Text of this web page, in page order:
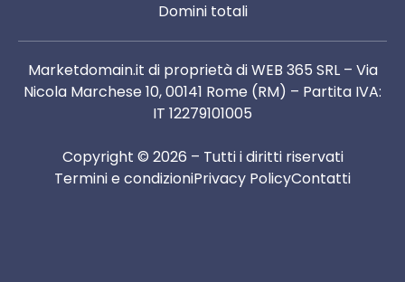
Domini totali
Marketdomain.it di proprietà di WEB 365 SRL – Via
Nicola Marchese 10, 00141 Rome (RM) – Partita IVA:
IT 12279101005
Copyright © 2026 – Tutti i diritti riservati
Termini e condizioniPrivacy PolicyContatti